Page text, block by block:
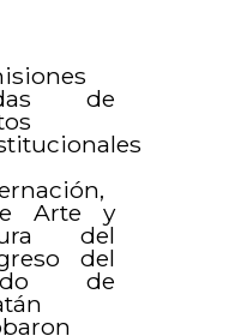
de
Arte y
del
del
de